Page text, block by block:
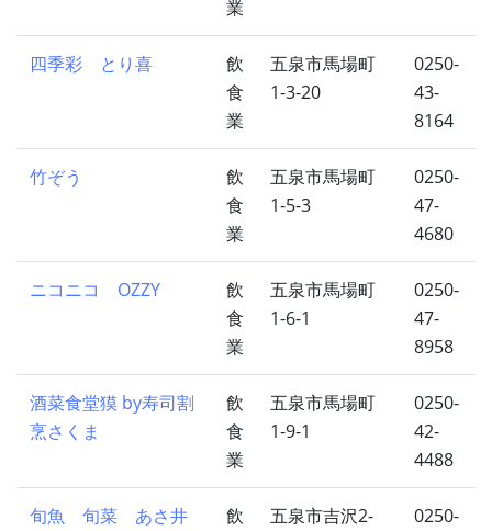
業
四季彩 とり喜
飲
食
業
五泉市馬場町
1-3-20
0250-
43-
8164
竹ぞう
飲
食
業
五泉市馬場町
1-5-3
0250-
47-
4680
ニコニコ OZZY
飲
食
業
五泉市馬場町
1-6-1
0250-
47-
8958
酒菜食堂獏 by寿司割
烹さくま
飲
食
業
五泉市馬場町
1-9-1
0250-
42-
4488
旬魚 旬菜 あさ井
飲
五泉市吉沢2-
0250-